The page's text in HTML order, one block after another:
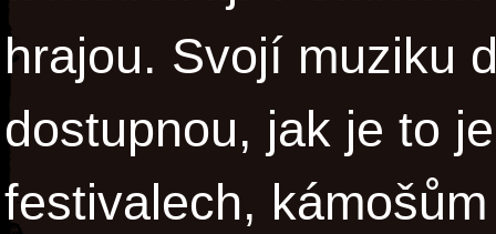
hrajou. Svojí muziku
dostupnou, jak je to
festivalech,